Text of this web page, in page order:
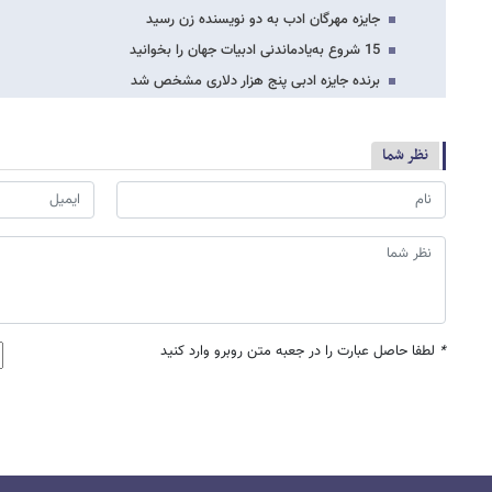
جایزه مهرگان ادب به دو نویسنده زن رسید
15 شروع به‌یادماندنی ادبیات جهان را بخوانید
برنده جایزه ادبی پنج هزار دلاری مشخص شد
نظر شما
* لطفا حاصل عبارت را در جعبه متن روبرو وارد کنید